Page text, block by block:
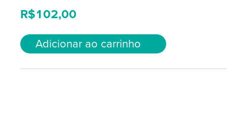
R$102,00
Adicionar ao carrinho